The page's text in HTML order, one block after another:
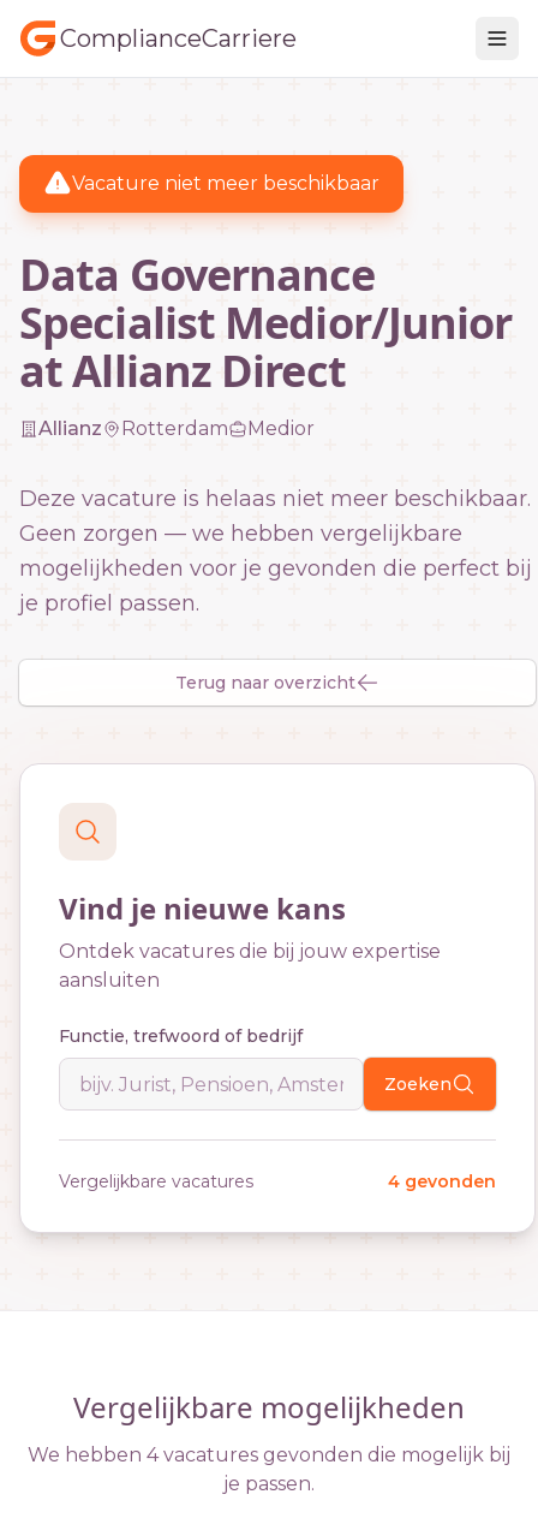
ComplianceCarriere
Vacature niet meer beschikbaar
Data Governance
Specialist Medior/Junior
at Allianz Direct
Allianz Rotterdam Medior
Deze vacature is helaas niet meer beschikbaar.
Geen zorgen — we hebben vergelijkbare
mogelijkheden voor je gevonden die perfect bij
je profiel passen.
Terug naar overzicht
Vind je nieuwe kans
Ontdek vacatures die bij jouw expertise
aansluiten
Functie, trefwoord of bedrijf
Zoeken
Vergelijkbare vacatures 4 gevonden
Vergelijkbare mogelijkheden
We hebben 4 vacatures gevonden die mogelijk bij
je passen.